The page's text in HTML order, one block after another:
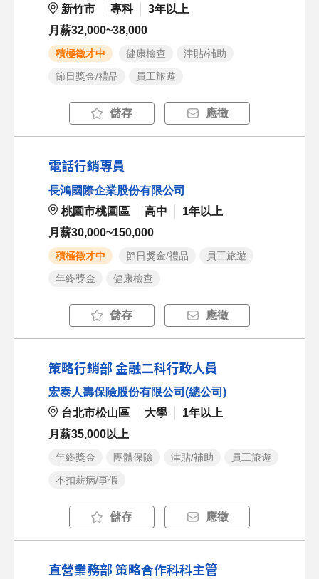
新竹市 專科
3年以上
月薪32,000~38,000
積極徵才中 健康檢查
津貼/補助
節日獎金/禮品
員工旅遊
儲存 應徵
電話行銷專員
長鴻國際企業股份有限公司
桃園市桃園區
高中
1年以上
月薪30,000~150,000
積極徵才中 節日獎金/禮品
員工旅遊
年終獎金
健康檢查
儲存 應徵
策略行銷部 金融二科行政人員
宏泰人壽保險股份有限公司(總公司)
台北市松山區
大學
1年以上
月薪35,000以上
年終獎金 團體保險 津貼/補助
員工旅遊
不扣薪病/事假
儲存 應徵
直營業務部 策略合作科科主管